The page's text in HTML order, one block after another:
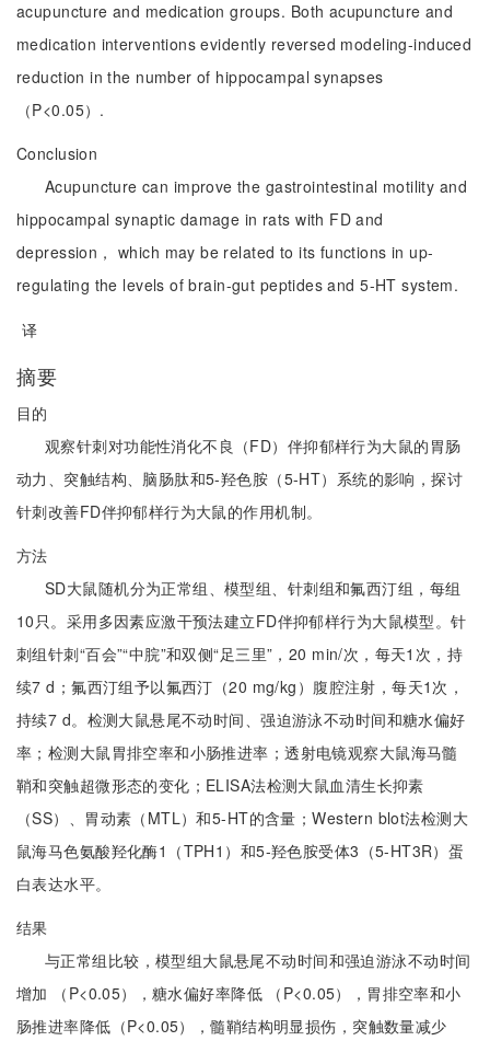
acupuncture and medication groups. Both acupuncture and
medication interventions evidently reversed modeling-induced
reduction in the number of hippocampal synapses
（P<0.05）.
Conclusion
Acupuncture can improve the gastrointestinal motility and
hippocampal synaptic damage in rats with FD and
depression， which may be related to its functions in up-
regulating the levels of brain-gut peptides and 5-HT system.
译
摘要
目的
观察针刺对功能性消化不良（FD）伴抑郁样行为大鼠的胃肠
动力、突触结构、脑肠肽和5-羟色胺（5-HT）系统的影响，探讨
针刺改善FD伴抑郁样行为大鼠的作用机制。
方法
SD大鼠随机分为正常组、模型组、针刺组和氟西汀组，每组
10只。采用多因素应激干预法建立FD伴抑郁样行为大鼠模型。针
刺组针刺“百会”“中脘”和双侧“足三里”，20 min/次，每天1次，持
续7 d；氟西汀组予以氟西汀（20 mg/kg）腹腔注射，每天1次，
持续7 d。检测大鼠悬尾不动时间、强迫游泳不动时间和糖水偏好
率；检测大鼠胃排空率和小肠推进率；透射电镜观察大鼠海马髓
鞘和突触超微形态的变化；ELISA法检测大鼠血清生长抑素
（SS）、胃动素（MTL）和5-HT的含量；Western blot法检测大
鼠海马色氨酸羟化酶1（TPH1）和5-羟色胺受体3（5-HT3R）蛋
白表达水平。
结果
与正常组比较，模型组大鼠悬尾不动时间和强迫游泳不动时间
增加 （P<0.05），糖水偏好率降低 （P<0.05），胃排空率和小
肠推进率降低（P<0.05），髓鞘结构明显损伤，突触数量减少